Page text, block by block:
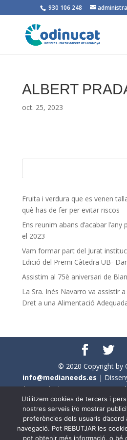
930 106 248
ALBERT
oct. 25, 2023
Fruita i verdura que es venen
què has de fer per evitar riscos
Ens reunim abans d’acabar
el 2023
Vam formar part del Jurat
Edició del Premi Càtedra UB-
Assistim al 75è aniversari de
La Sra. Inés Navarro va assistir
Dret a una Alimentació
© 2020 Copyright by
info@medianeeds.es |
| Tots els drets reservats a
Avís per
En aquest web s'ha tingut en
llenguatge. No obstant això,
Utilitzem cookies de tercers i
nostres serveis i/o mostrar
preferències dels usuaris
navegació. Pot REBUTJAR les
pot obtenir més informació, o bé